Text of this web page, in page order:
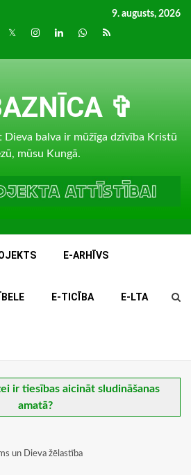
9. augusts, 2026
TwitterInstagram
LinkedInwhatsapp
RSS
✞
Dieva balva ir mūžīga dzīvība Kristū
mūsu Kungā.
E-ARHĪVS
E-TICĪBA E-LTA
ir tiesības aicināt sludināšanas
amatā?
un Dieva žēlastība